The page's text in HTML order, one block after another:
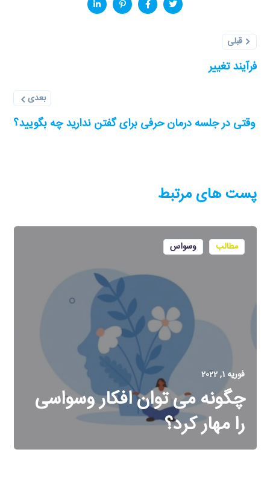
قبلی
فرآیند تغییر
بعدی
وقتی در جلسه درمان حرفی برای گفتن ندارید چه بگویید؟
پست های مرتبط
مطالب وسواس
فوریه 1, 2022
چگونه می توان افکار وسواسی
را مهار کرد؟